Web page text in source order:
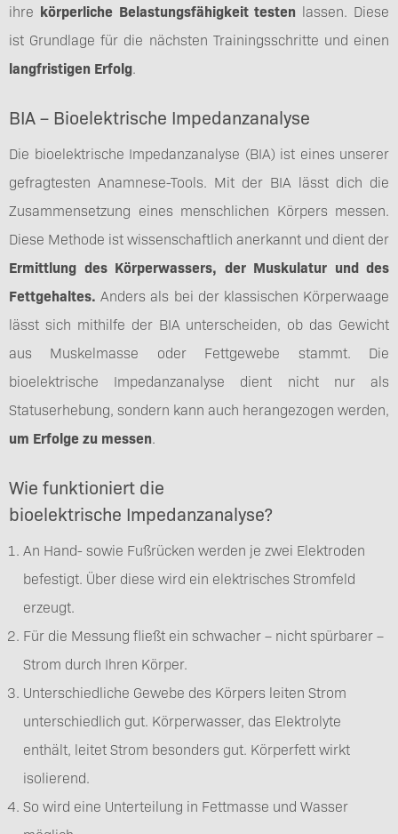
ihre körperliche Belastungsfähigkeit testen lassen. Diese
ist Grundlage für die nächsten Trainingsschritte und einen
langfristigen Erfolg.
BIA – Bioelektrische Impedanzanalyse
Die bioelektrische Impedanzanalyse (BIA) ist eines unserer
gefragtesten Anamnese-Tools. Mit der BIA lässt dich die
Zusammensetzung eines menschlichen Körpers messen.
Diese Methode ist wissenschaftlich anerkannt und dient der
Ermittlung des Körperwassers, der Muskulatur und des
Fettgehaltes.Anders als bei der klassischen Körperwaage
lässt sich mithilfe der BIA unterscheiden, ob das Gewicht
aus Muskelmasse oder Fettgewebe stammt. Die
bioelektrische Impedanzanalyse dient nicht nur als
Statuserhebung, sondern kann auch herangezogen werden,
um Erfolge zu messen.
Wie funktioniert die
bioelektrische Impedanzanalyse?
An Hand- sowie Fußrücken werden je zwei Elektroden
befestigt. Über diese wird ein elektrisches Stromfeld
erzeugt.
Für die Messung fließt ein schwacher – nicht spürbarer –
Strom durch Ihren Körper.
Unterschiedliche Gewebe des Körpers leiten Strom
unterschiedlich gut. Körperwasser, das Elektrolyte
enthält, leitet Strom besonders gut. Körperfett wirkt
isolierend.
So wird eine Unterteilung in Fettmasse und Wasser